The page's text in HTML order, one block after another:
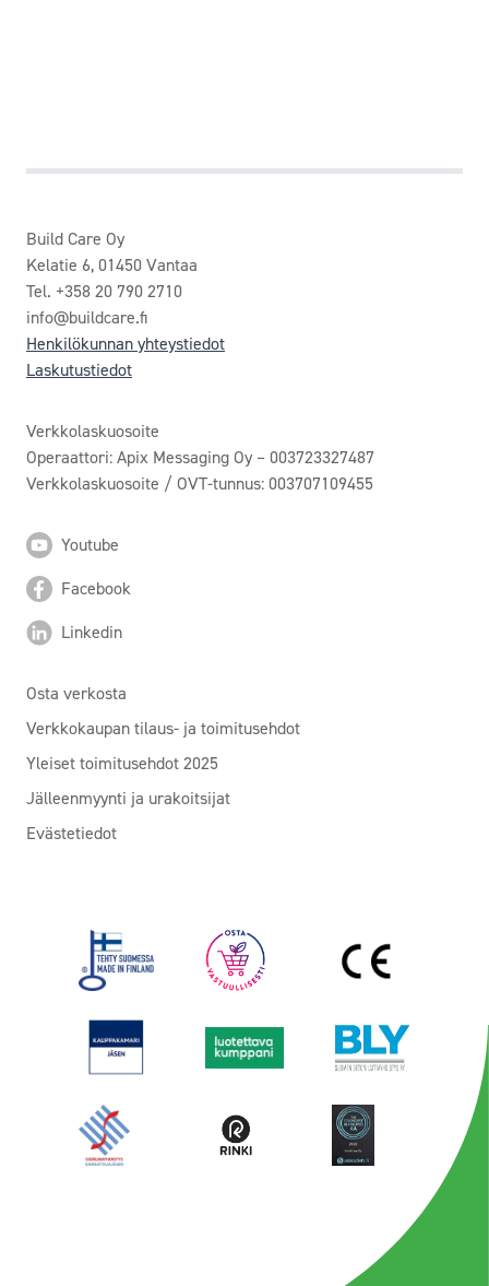
Build Care Oy
Kelatie 6, 01450 Vantaa
Tel. +358 20 790 2710
info@buildcare.fi
Henkilökunnan yhteystiedot
Laskutustiedot
Verkkolaskuosoite
Operaattori: Apix Messaging Oy – 003723327487
Verkkolaskuosoite / OVT-tunnus: 003707109455
Youtube
Facebook
Linkedin
Osta verkosta
Verkkokaupan tilaus- ja toimitusehdot
Yleiset toimitusehdot 2025
Jälleenmyynti ja urakoitsijat
Evästetiedot